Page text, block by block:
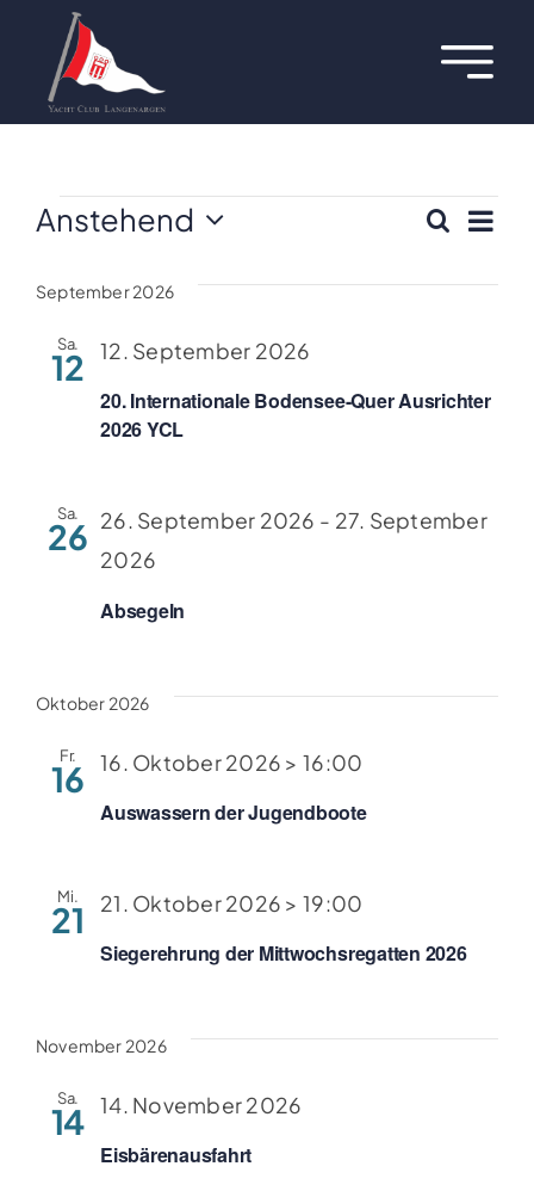
springen
Über uns
Termine
Regatten
Hafen
Clubboote
Sponsoren
Galerien
Suche
Liste
Anstehend
wählen.
September 2026
Sa.
12
20. Internationale Bodensee-Quer Ausrichter
2026 YCL
12. September 2026
Sa.
26
Absegeln
26. September 2026 - 27. September
2026
Oktober 2026
Fr.
16
Auswassern der Jugendboote
16. Oktober 2026 > 16:00
Mi.
21
Siegerehrung der Mittwochsregatten 2026
21. Oktober 2026 > 19:00
November 2026
Sa.
14
Eisbärenausfahrt
14. November 2026